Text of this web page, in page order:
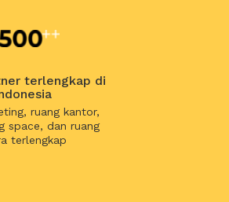
terlengkap di
ruang kantor,
space, dan ruang
terlengkap